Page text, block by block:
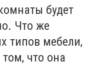
будет
Что же
типов мебели,
что она